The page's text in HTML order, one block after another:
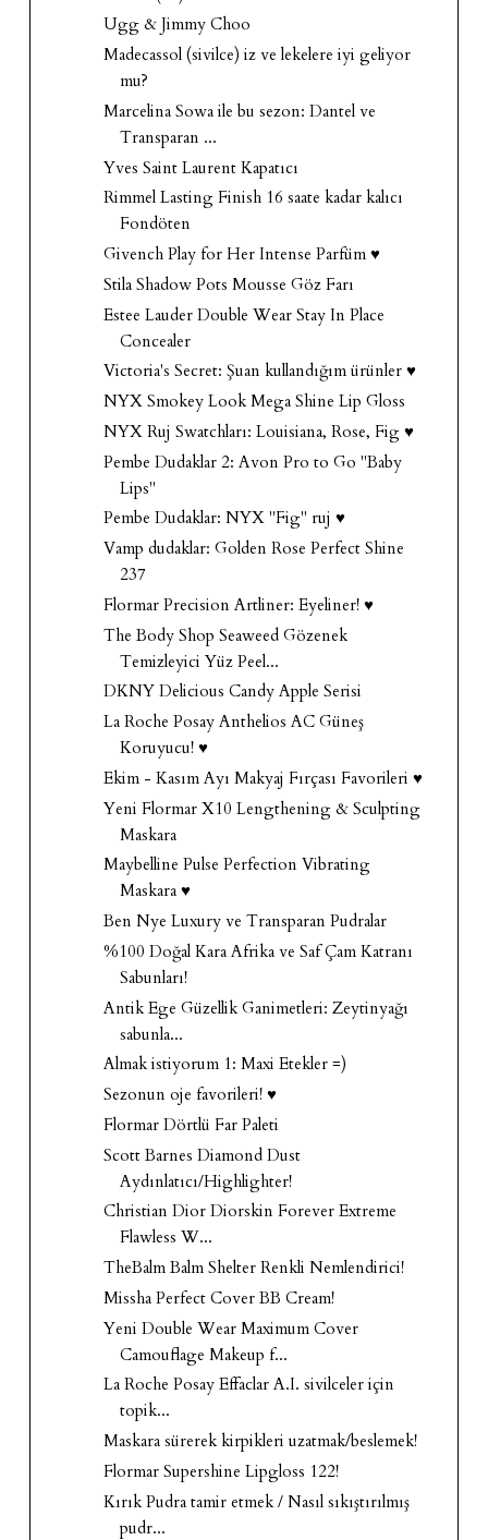
Ugg & Jimmy Choo
Madecassol (sivilce) iz ve lekelere iyi geliyor
mu?
Marcelina Sowa ile bu sezon: Dantel ve
Transparan ...
Yves Saint Laurent Kapatıcı
Rimmel Lasting Finish 16 saate kadar kalıcı
Fondöten
Givench Play for Her Intense Parfüm ♥
Stila Shadow Pots Mousse Göz Farı
Estee Lauder Double Wear Stay In Place
Concealer
Victoria's Secret: Şuan kullandığım ürünler ♥
NYX Smokey Look Mega Shine Lip Gloss
NYX Ruj Swatchları: Louisiana, Rose, Fig ♥
Pembe Dudaklar 2: Avon Pro to Go "Baby
Lips"
Pembe Dudaklar: NYX "Fig" ruj ♥
Vamp dudaklar: Golden Rose Perfect Shine
237
Flormar Precision Artliner: Eyeliner! ♥
The Body Shop Seaweed Gözenek
Temizleyici Yüz Peel...
DKNY Delicious Candy Apple Serisi
La Roche Posay Anthelios AC Güneş
Koruyucu! ♥
Ekim - Kasım Ayı Makyaj Fırçası Favorileri ♥
Yeni Flormar X10 Lengthening & Sculpting
Maskara
Maybelline Pulse Perfection Vibrating
Maskara ♥
Ben Nye Luxury ve Transparan Pudralar
%100 Doğal Kara Afrika ve Saf Çam Katranı
Sabunları!
Antik Ege Güzellik Ganimetleri: Zeytinyağı
sabunla...
Almak istiyorum 1: Maxi Etekler =)
Sezonun oje favorileri! ♥
Flormar Dörtlü Far Paleti
Scott Barnes Diamond Dust
Aydınlatıcı/Highlighter!
Christian Dior Diorskin Forever Extreme
Flawless W...
TheBalm Balm Shelter Renkli Nemlendirici!
Missha Perfect Cover BB Cream!
Yeni Double Wear Maximum Cover
Camouflage Makeup f...
La Roche Posay Effaclar A.I. sivilceler için
topik...
Maskara sürerek kirpikleri uzatmak/beslemek!
Flormar Supershine Lipgloss 122!
Kırık Pudra tamir etmek / Nasıl sıkıştırılmış
pudr...